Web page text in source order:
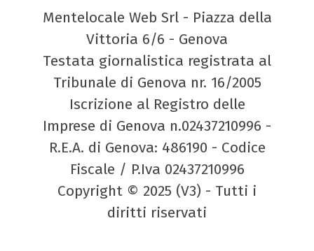
Mentelocale Web Srl - Piazza della
Vittoria 6/6 - Genova
Testata giornalistica registrata al
Tribunale di Genova nr. 16/2005
Iscrizione al Registro delle
Imprese di Genova n.02437210996 -
R.E.A. di Genova: 486190 - Codice
Fiscale / P.Iva 02437210996
Copyright © 2025 (V3) - Tutti i
diritti riservati